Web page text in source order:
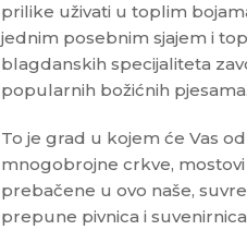
prilike uživati u toplim
jednim posebnim sjajem i
blagdanskih specijaliteta
popularnih božićnih pjesama.
To je grad u kojem će Vas
mnogobrojne crkve,
prebačene u ovo naše,
prepune pivnica i